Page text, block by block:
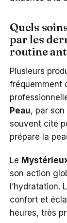
Quels
par les
routine
Plusieurs
fréquemment
Peau, par
souvent cité
prépare la
Le
son action
l’hydratation.
confort et
heures, très